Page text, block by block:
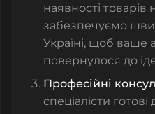
наявності товарів
забезпечуємо
Україні, щоб
повернулося до
Професійні
спеціалісти